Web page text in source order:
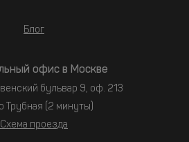
Блог
офис в Москве
бульвар 9, оф. 213
Трубная (2 минуты)
Схема проезда